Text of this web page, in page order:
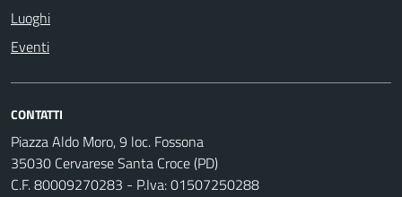
Luoghi
Eventi
CONTATTI
Piazza Aldo Moro, 9 loc. Fossona
35030 Cervarese Santa Croce (PD)
C.F. 80009270283 - P.Iva: 01507250288